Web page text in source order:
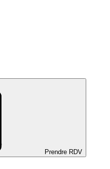
Prendre RDV